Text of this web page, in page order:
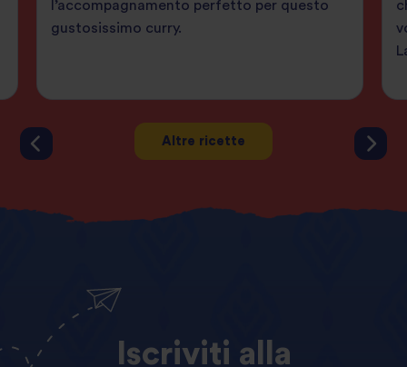
l’accompagnamento perfetto per questo
gustosissimo curry.
Altre ricette
Iscriviti alla